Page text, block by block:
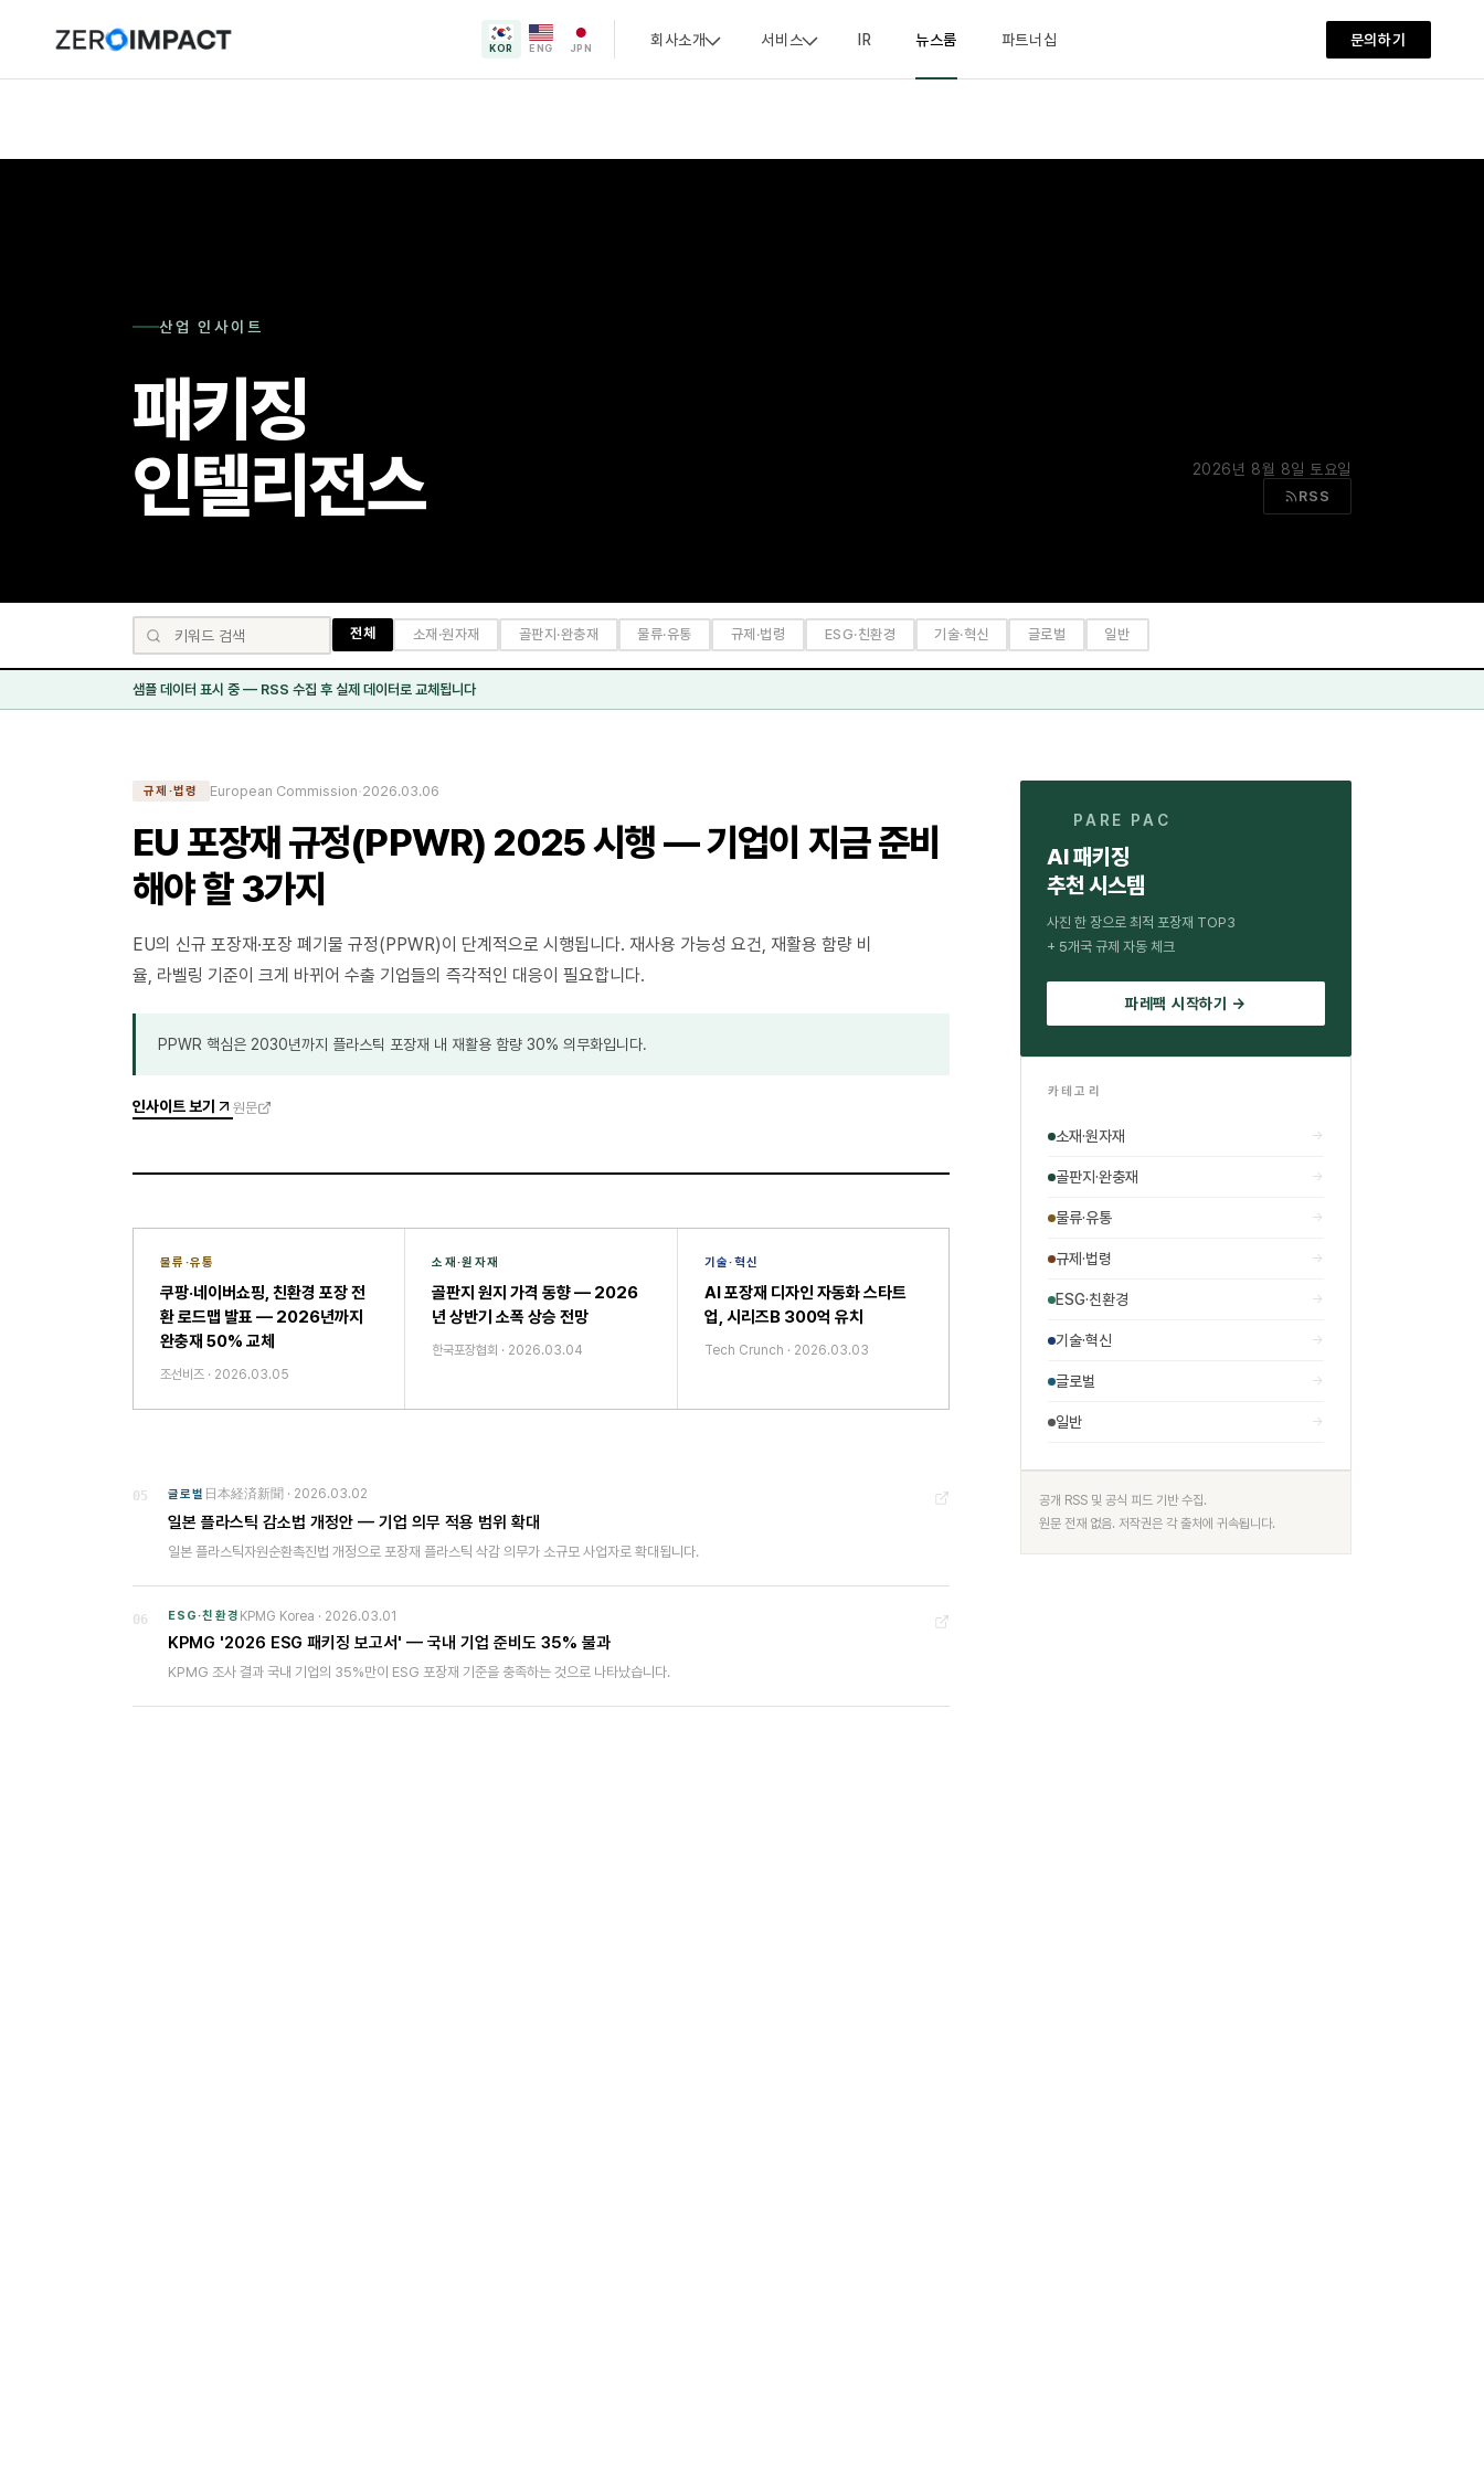
KOR ENG JPN 회사소개 서비스 IR 뉴스룸 파트너십 문의하기
산업 인사이트
패키징
인텔리전스
2026년 8월 8일 토요일
RSS
전체 소재·원자재 골판지·완충재 물류·유통 규제·법령 ESG·친환경 기술·혁신 글로벌 일반
샘플 데이터 표시 중 — RSS 수집 후 실제 데이터로 교체됩니다
규제·법령 European Commission·2026.03.06
EU 포장재 규정(PPWR) 2025 시행 — 기업이 지금 준비
해야 할 3가지
EU의 신규 포장재·포장 폐기물 규정(PPWR)이 단계적으로 시행됩니다. 재사용 가능성 요건, 재활용 함량 비
율, 라벨링 기준이 크게 바뀌어 수출 기업들의 즉각적인 대응이 필요합니다.
PPWR 핵심은 2030년까지 플라스틱 포장재 내 재활용 함량 30% 의무화입니다.
인사이트 보기 원문
물류·유통
쿠팡·네이버쇼핑, 친환경 포장 전
환 로드맵 발표 — 2026년까지
완충재 50% 교체
조선비즈 · 2026.03.05
소재·원자재
골판지 원지 가격 동향 — 2026
년 상반기 소폭 상승 전망
한국포장협회 · 2026.03.04
기술·혁신
AI 포장재 디자인 자동화 스타트
업, 시리즈B 300억 유치
Tech Crunch · 2026.03.03
05 글로벌 日本経済新聞 · 2026.03.02
일본 플라스틱 감소법 개정안 — 기업 의무 적용 범위 확대
일본 플라스틱자원순환촉진법 개정으로 포장재 플라스틱 삭감 의무가 소규모 사업자로 확대됩니다.
06 ESG·친환경 KPMG Korea · 2026.03.01
KPMG '2026 ESG 패키징 보고서' — 국내 기업 준비도 35% 불과
KPMG 조사 결과 국내 기업의 35%만이 ESG 포장재 기준을 충족하는 것으로 나타났습니다.
PARE PAC
AI 패키징
추천 시스템
사진 한 장으로 최적 포장재 TOP3
+ 5개국 규제 자동 체크
파레팩 시작하기 →
카테고리
소재·원자재 →
골판지·완충재 →
물류·유통 →
규제·법령 →
ESG·친환경 →
기술·혁신 →
글로벌 →
일반 →
공개 RSS 및 공식 피드 기반 수집.
원문 전재 없음. 저작권은 각 출처에 귀속됩니다.